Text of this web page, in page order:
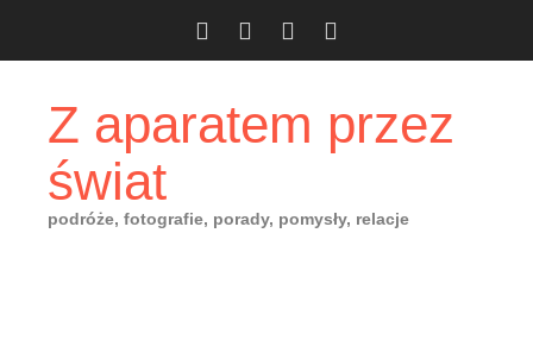
Z aparatem przez
świat
podróże, fotografie, porady, pomysły, relacje